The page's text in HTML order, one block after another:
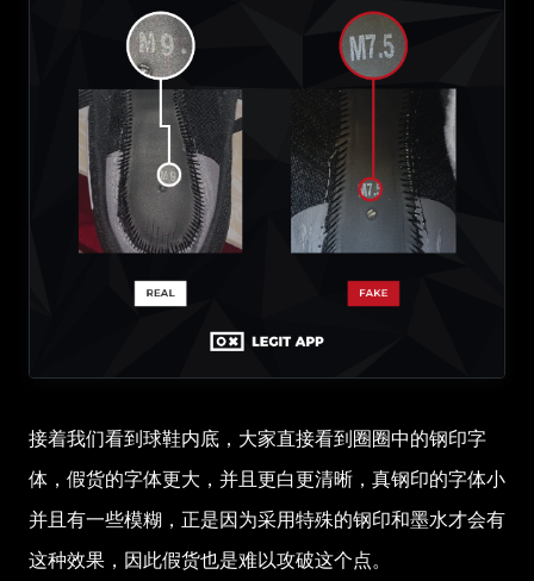
接着我们看到球鞋内底，大家直接看到圈圈中的钢印字
体，假货的字体更大，并且更白更清晰，真钢印的字体小
并且有一些模糊，正是因为采用特殊的钢印和墨水才会有
这种效果，因此假货也是难以攻破这个点。